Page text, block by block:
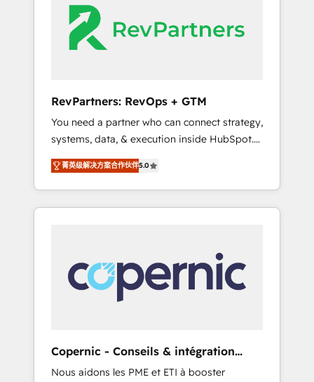
looking for...and get your next big initiative
moving!
engine. We onboard your team, migrate your
data, and build AI-powered workflows that
drive adoption from week one, in your time
from any legacy CRM. Zero downtime, full
data integrity. ➤ Implementation: Configure
HubSpot to run your revenue process. Sales,
marketing, and service wired together. ➤ AI
and Integrations: Layer Breeze AI, custom
agents, and APIs to remove manual work. ➤
Ongoing Management: Monthly tune-ups,
portal? We are built for the work.
RevPartners: RevOps + GTM
You need a partner who can connect strategy,
systems, data, & execution inside HubSpot.
We bridge the gap where most agencies fall
short by combining GTM strategy with
technical execution to solve the right
problem with the right solution. As the only
our clients gain a unique advantage in CRM
architecture, pipeline generation, data
intelligence, and go-to-market execution.
days ⚡ - Global: 75+ RPers across five
continents 🌐 - Scale: Largest organically
菁英级解决方案合作伙伴5.0
Copernic - Conseils & intégration
HubSpot
Nous aidons les PME et ETI à booster